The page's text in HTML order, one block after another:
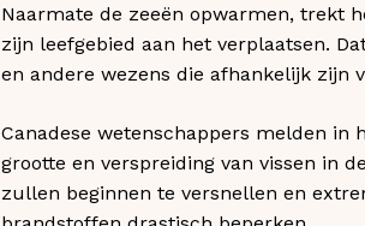
Naarmate de zeeën opwarmen, trekt
zijn leefgebied aan het verplaatsen.
en andere wezens die afhankelijk zijn
Canadese wetenschappers melden in
grootte en verspreiding van vissen in
zullen beginnen te versnellen en